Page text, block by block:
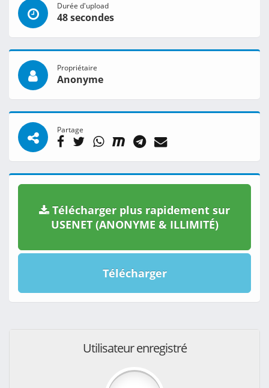
Durée d'upload
48 secondes
Propriétaire
Anonyme
Partage
Télécharger plus rapidement sur
USENET (ANONYME & ILLIMITÉ)
Télécharger
Utilisateur enregistré